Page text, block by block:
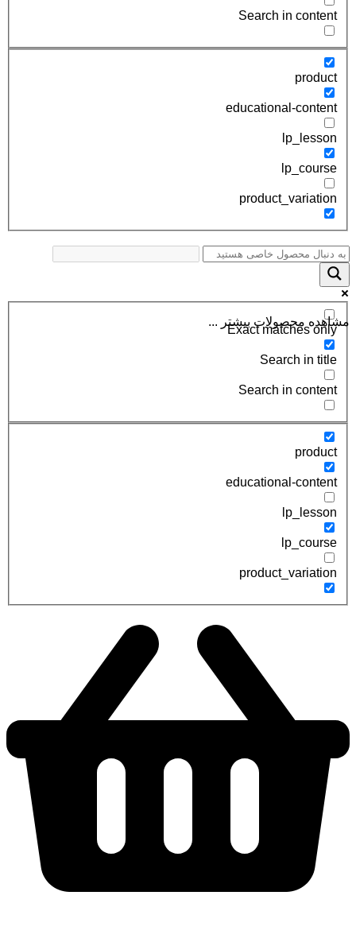
Search in content
product
educational-content
lp_lesson
lp_course
product_variation
مشاهده محصولات بیشتر ...
Exact matches only
Search in title
Search in content
product
educational-content
lp_lesson
lp_course
product_variation